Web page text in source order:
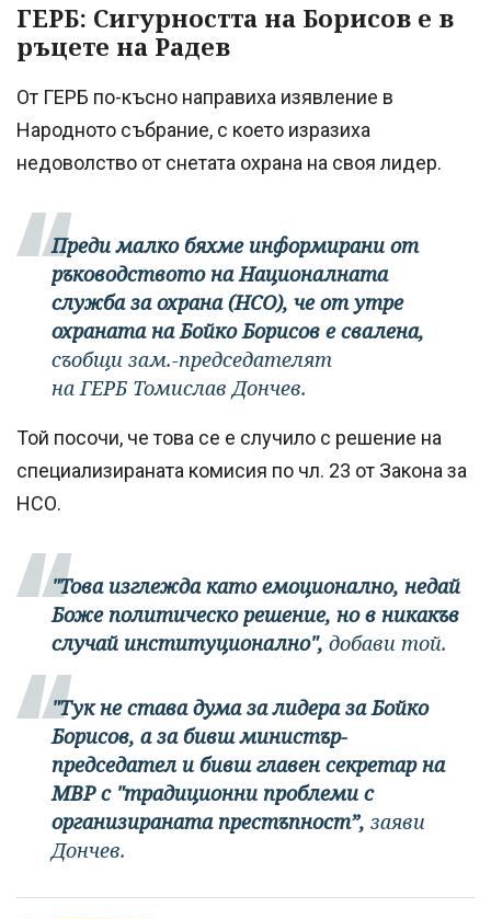
ГЕРБ: Сигурността на Борисов е в
ръцете на Радев
От ГЕРБ по-късно направиха изявление в
Народното събрание, с което изразиха
недоволство от снетата охрана на своя лидер.
Преди малко бяхме информирани от
ръководството на Националната
служба за охрана (НСО), че от утре
охраната на Бойко Борисов е свалена,
съобщи зам.-председателят
на ГЕРБ Томислав Дончев.
Той посочи, че това се е случило с решение на
специализираната комисия по чл. 23 от Закона за
НСО.
"Това изглежда като емоционално, недай
Боже политическо решение, но в никакъв
случай институционално", добави той.
"Тук не става дума за лидера за Бойко
Борисов, а за бивш министър-
председател и бивш главен секретар на
МВР с "традиционни проблеми с
организираната престъпност”, заяви
Дончев.